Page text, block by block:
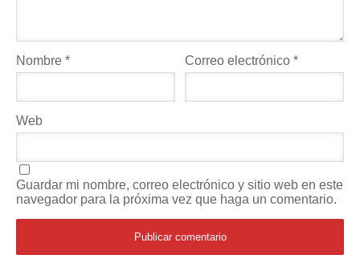
Nombre * Correo electrónico*
Web
Guardar mi nombre, correo electrónico y sitio web en este
navegador para la próxima vez que haga un comentario.